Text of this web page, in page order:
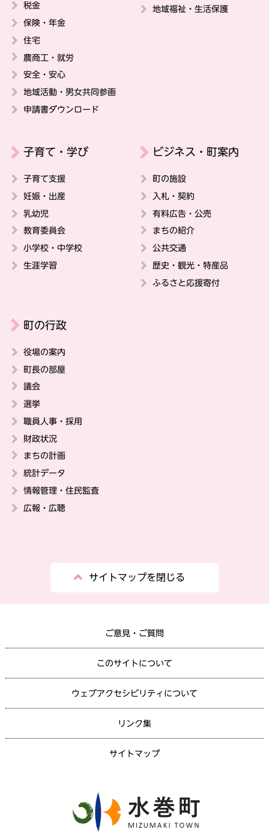
税金
保険・年金
住宅
農商工・就労
安全・安心
地域活動・男女共同参画
申請書ダウンロード
地域福祉・生活保護
子育て・学び
子育て支援
妊娠・出産
乳幼児
教育委員会
小学校・中学校
生涯学習
ビジネス・町案内
町の施設
入札・契約
有料広告・公売
まちの紹介
公共交通
歴史・観光・特産品
ふるさと応援寄付
町の行政
役場の案内
町長の部屋
議会
選挙
職員人事・採用
財政状況
まちの計画
統計データ
情報管理・住民監査
広報・広聴
サイトマップを閉じる
ご意見・ご質問
このサイトについて
ウェブアクセシビリティについて
リンク集
サイトマップ